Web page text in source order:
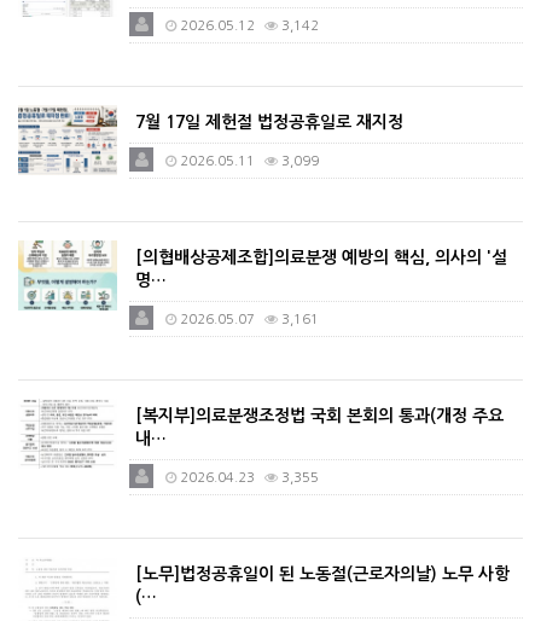
2026.05.12 3,142
7월 17일 제헌절 법정공휴일로 재지정
2026.05.11 3,099
[의협배상공제조합]의료분쟁 예방의 핵심, 의사의 '설
명…
2026.05.07 3,161
[복지부]의료분쟁조정법 국회 본회의 통과(개정 주요
내…
2026.04.23 3,355
[노무]법정공휴일이 된 노동절(근로자의날) 노무 사항
(…